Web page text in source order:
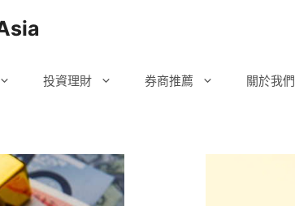
投資理財 券商推薦 關於我們